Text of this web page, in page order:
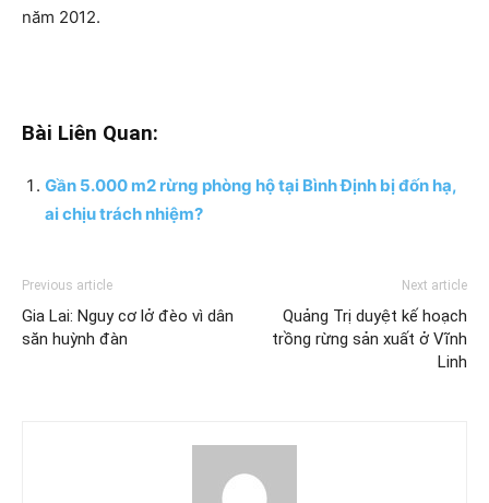
năm 2012.
Bài Liên Quan:
Gần 5.000 m2 rừng phòng hộ tại Bình Định bị đốn hạ,
ai chịu trách nhiệm?
Previous article
Gia Lai: Nguy cơ lở đèo vì dân
săn huỳnh đàn
Next article
Quảng Trị duyệt kế hoạch
trồng rừng sản xuất ở Vĩnh
Linh